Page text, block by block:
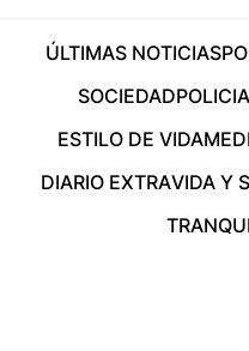
ÚLTIMAS NOTICIAS
SOCIEDAD
ESTILO DE VIDA
DIARIO EXTRAVIDA Y